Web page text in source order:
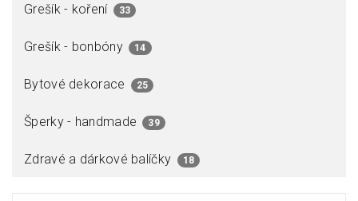
Grešík - koření 33
Grešík - bonbóny 14
Bytové dekorace 25
Šperky - handmade 39
Zdravé a dárkové balíčky 18